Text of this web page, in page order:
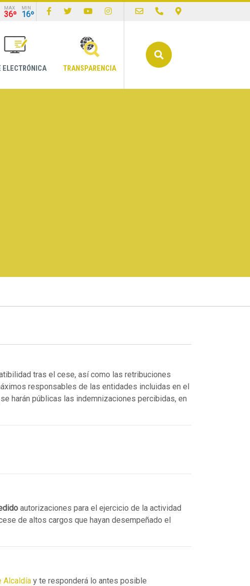
MAX
36º
MIN
16º
ELECTRÓNICA TRANSPARENCIA
tras el cese, así como las retribuciones
responsables de las entidades incluidas en el
harán públicas las indemnizaciones percibidas, en
autorizaciones para el ejercicio de la actividad
de altos cargos que hayan desempeñado el
Alcaldía y te responderá lo antes posible